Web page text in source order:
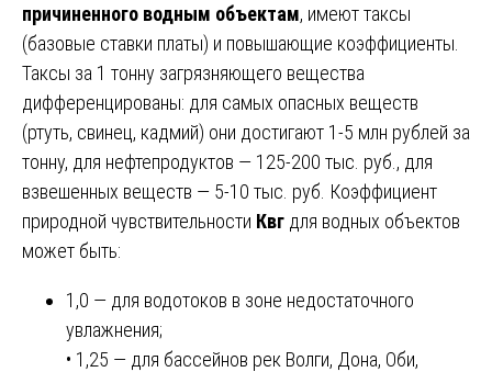
причиненного водным объектам, имеют таксы
(базовые ставки платы) и повышающие коэффициенты.
Таксы за 1 тонну загрязняющего вещества
дифференцированы: для самых опасных веществ
(ртуть, свинец, кадмий) они достигают 1-5 млн рублей за
тонну, для нефтепродуктов — 125-200 тыс. руб., для
взвешенных веществ — 5-10 тыс. руб. Коэффициент
природной чувствительности Квг для водных объектов
может быть:
1,0 — для водотоков в зоне недостаточного
увлажнения;
• 1,25 — для бассейнов рек Волги, Дона, Оби,